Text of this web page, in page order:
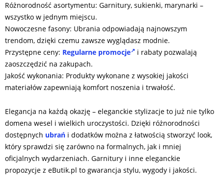
Różnorodność asortymentu: Garnitury, sukienki, marynarki –
wszystko w jednym miejscu.
Nowoczesne fasony: Ubrania odpowiadają najnowszym
trendom, dzięki czemu zawsze wyglądasz modnie.
Przystępne ceny: Regularne promocje
i rabaty pozwalają
zaoszczędzić na zakupach.
Jakość wykonania: Produkty wykonane z wysokiej jakości
materiałów zapewniają komfort noszenia i trwałość.
Elegancja na każdą okazję – eleganckie stylizacje to już nie tylko
domena wesel i wielkich uroczystości. Dzięki różnorodności
dostępnych ubrań i dodatków można z łatwością stworzyć look,
który sprawdzi się zarówno na formalnych, jak i mniej
oficjalnych wydarzeniach. Garnitury i inne eleganckie
propozycje z eButik.pl to gwarancja stylu, wygody i jakości.